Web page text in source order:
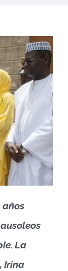
años
La
Irina